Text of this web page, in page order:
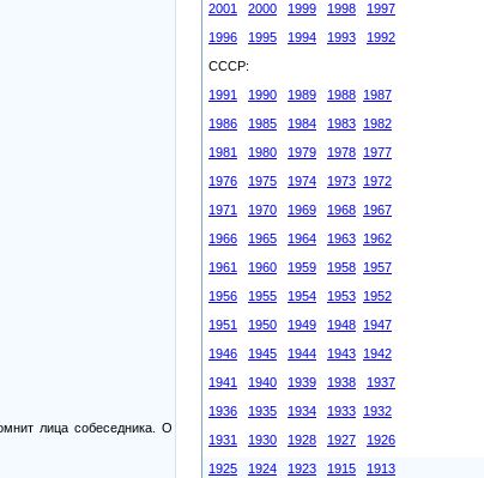
лица собеседника. О
2001
2000 1999 1998
1997
1996
1995 1994 1993
1992
СССР:
1991
1990 1989 1988 1987
1986
1985 1984 1983 1982
1981
1980 1979 1978 1977
1976
1975 1974 1973 1972
1971
1970 1969 1968 1967
1966
1965 1964 1963 1962
1961
1960 1959 1958 1957
1956
1955 1954 1953 1952
1951
1950 1949 1948 1947
1946
1945 1944 1943 1942
1941
1940 1939 1938
1937
1936
1935 1934 1933 1932
1931
1930 1928 1927
1926
1925
1924 1923 1915
1913